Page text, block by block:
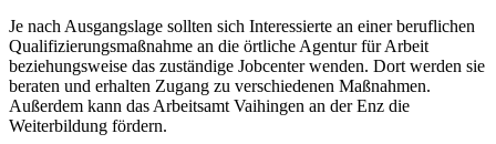
Je nach Ausgangslage sollten sich Interessierte an einer beruflichen
Qualifizierungsmaßnahme an die örtliche Agentur für Arbeit
beziehungsweise das zuständige Jobcenter wenden. Dort werden sie
beraten und erhalten Zugang zu verschiedenen Maßnahmen.
Außerdem kann das Arbeitsamt Vaihingen an der Enz die
Weiterbildung fördern.